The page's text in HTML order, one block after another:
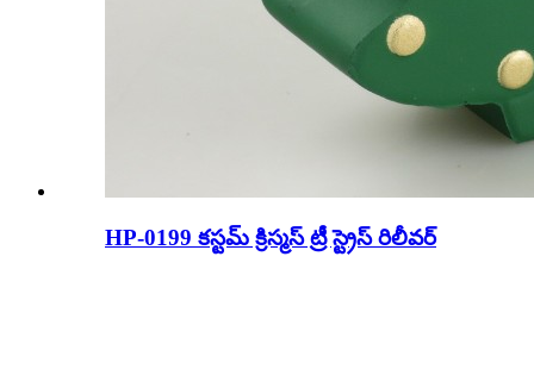
HP-0199 కస్టమ్ క్రిస్మస్ ట్రీ స్ట్రెస్ రిలీవర్